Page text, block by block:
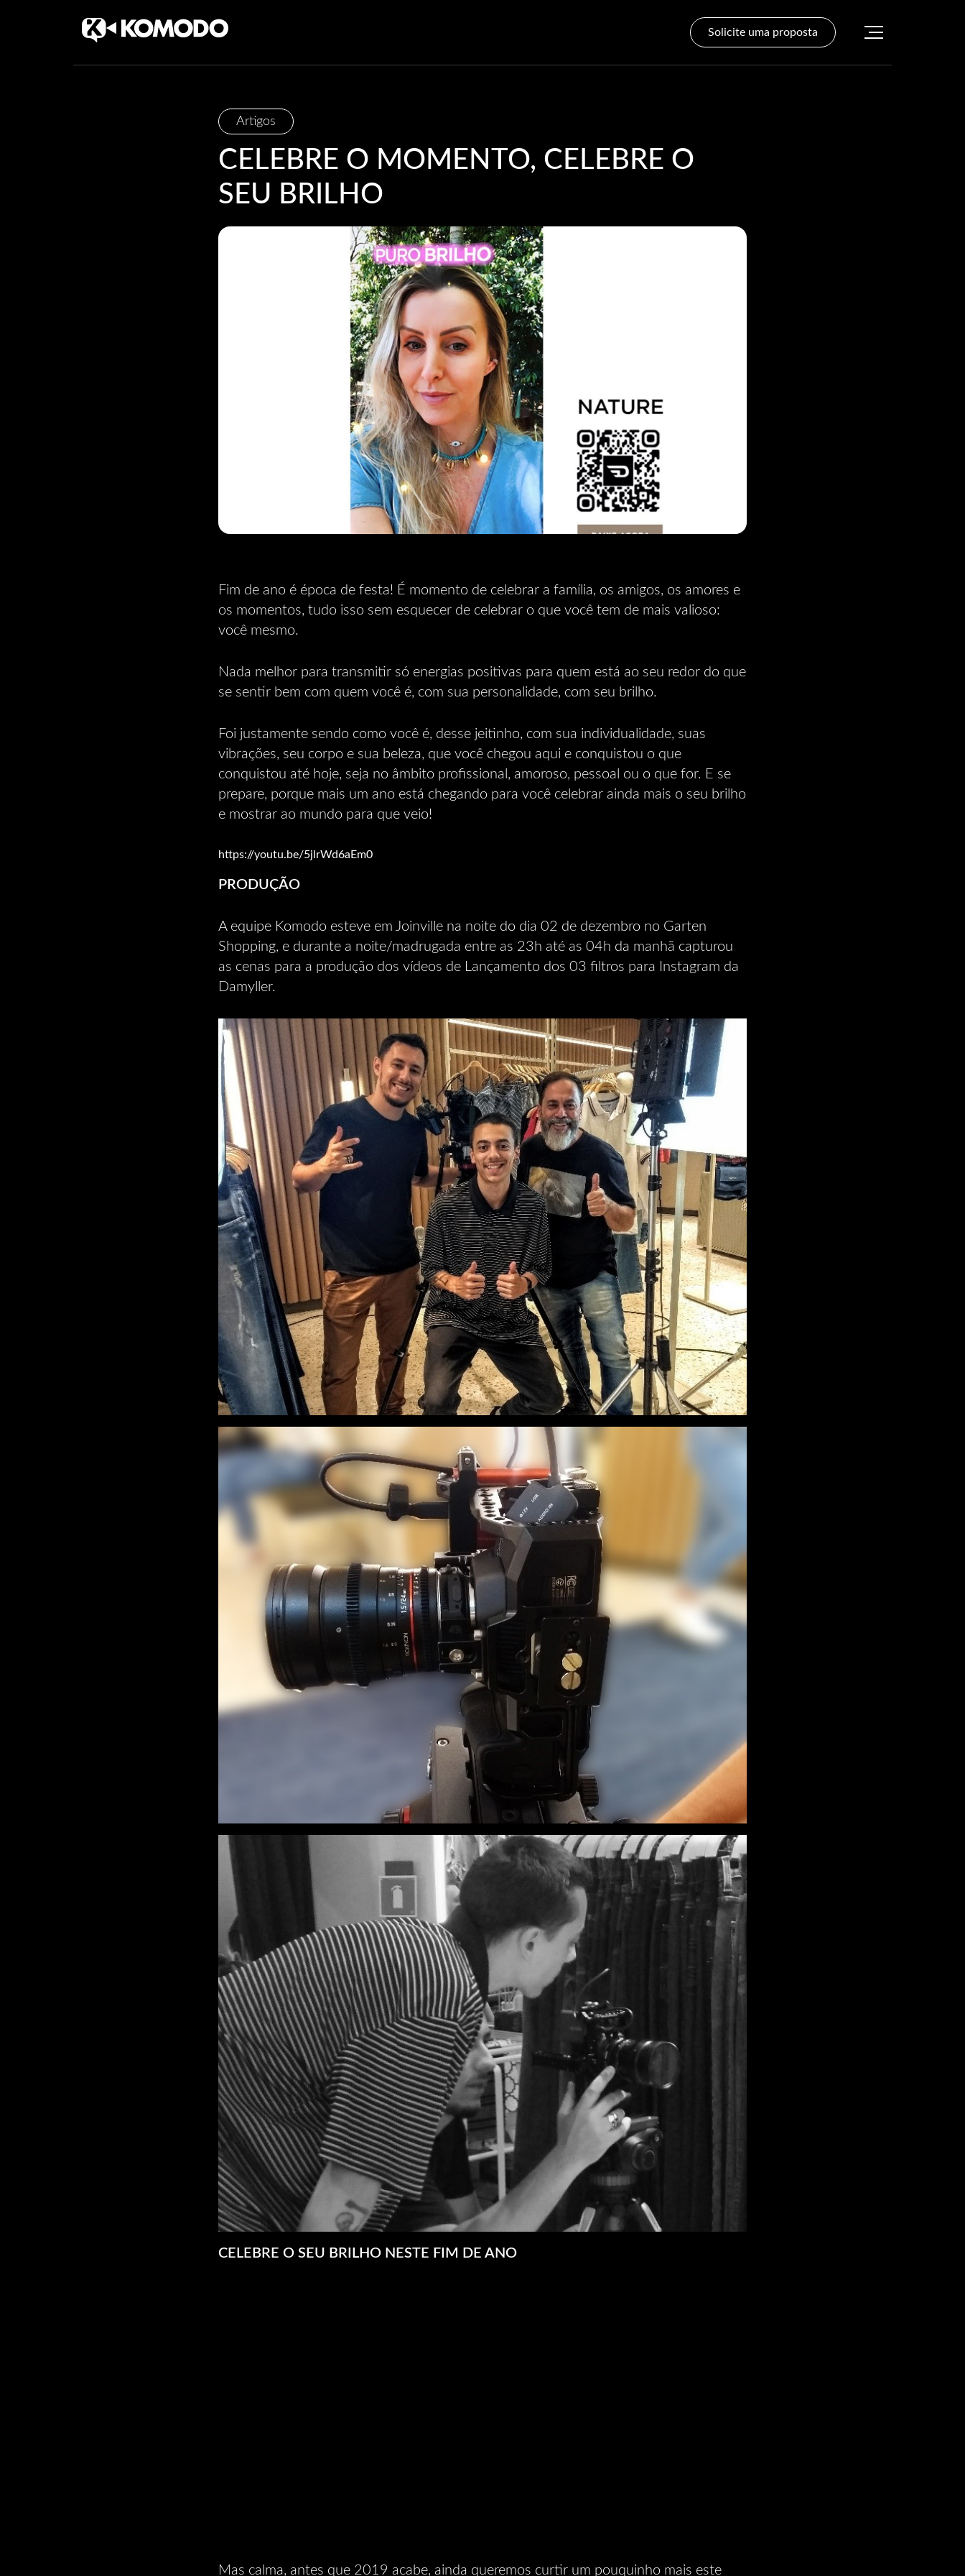
Solicite uma proposta
Artigos
CELEBRE O MOMENTO, CELEBRE O
SEU BRILHO
Fim de ano é época de festa! É momento de celebrar a família, os amigos, os amores e
os momentos, tudo isso sem esquecer de celebrar o que você tem de mais valioso:
você mesmo.
Nada melhor para transmitir só energias positivas para quem está ao seu redor do que
se sentir bem com quem você é, com sua personalidade, com seu brilho.
Foi justamente sendo como você é, desse jeitinho, com sua individualidade, suas
vibrações, seu corpo e sua beleza, que você chegou aqui e conquistou o que
conquistou até hoje, seja no âmbito profissional, amoroso, pessoal ou o que for. E se
prepare, porque mais um ano está chegando para você celebrar ainda mais o seu brilho
e mostrar ao mundo para que veio!
https://youtu.be/5jlrWd6aEm0
PRODUÇÃO
A equipe Komodo esteve em Joinville na noite do dia 02 de dezembro no Garten
Shopping, e durante a noite/madrugada entre as 23h até as 04h da manhã capturou
as cenas para a produção dos vídeos de Lançamento dos 03 filtros para Instagram da
Damyller.
CELEBRE O SEU BRILHO NESTE FIM DE ANO
Mas calma, antes que 2019 acabe, ainda queremos curtir um pouquinho mais este